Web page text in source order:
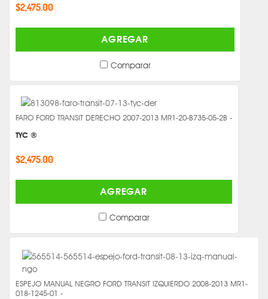
$2,475.00
AGREGAR
Comparar
FARO FORD TRANSIT DERECHO 2007-2013 MR1-20-B735-05-2B -
TYC ®
$2,475.00
AGREGAR
Comparar
ESPEJO MANUAL NEGRO FORD TRANSIT IZQUIERDO 2008-2013 MR1-
018-1245-01 -